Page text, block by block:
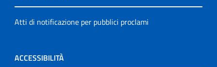
Atti di notificazione per pubblici proclami
ACCESSIBILITÀ